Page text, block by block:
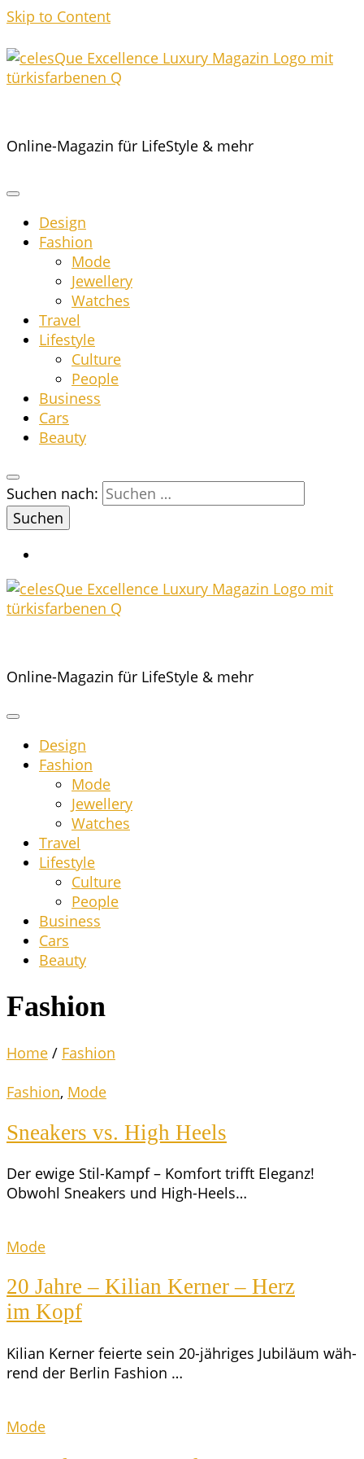
Skip to Content
Online-Magazin für LifeStyle & mehr
Design
Fashion
Mode
Jewel­lery
Wat­ches
Tra­vel
Life­style
Cul­tu­re
Peo­p­le
Busi­ness
Cars
Beau­ty
Suchen nach:
Online-Magazin für LifeStyle & mehr
Design
Fashion
Mode
Jewel­lery
Wat­ches
Tra­vel
Life­style
Cul­tu­re
Peo­p­le
Busi­ness
Cars
Beau­ty
Fashion
Home / Fashion
Fashion, Mode
Snea­k­ers vs. High Heels
Der ewi­ge Stil-Kampf – Kom­fort trifft Ele­ganz!
Obwohl Snea­k­ers und High-Heels…
Mode
20 Jah­re – Kili­an Ker­ner – Herz
im Kopf
Kili­an Ker­ner fei­er­te sein 20-jäh­ri­­ges Jubi­lä­um wäh­
rend der Ber­lin Fashion …
Mode